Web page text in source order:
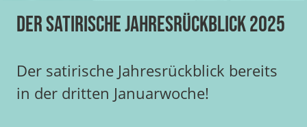
Der satirische Jahresrückblick 2025
Der satirische Jahresrückblick bereits
in der dritten Januarwoche!